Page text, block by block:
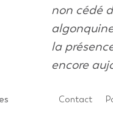
non cédé
la
encore
Contact